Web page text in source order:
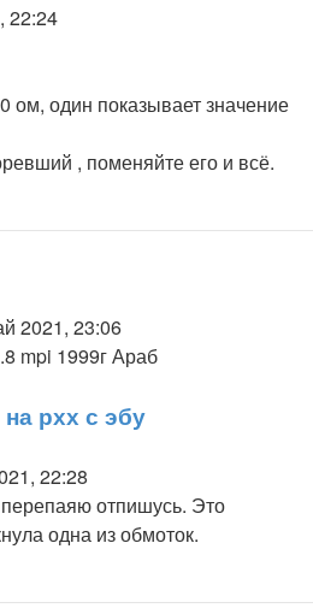
22:24
ом, один показывает значение
, поменяйте его и всё.
2021, 23:06
mpi 1999г Араб
рхх с эбу
22:28
отпишусь. Это
одна из обмоток.